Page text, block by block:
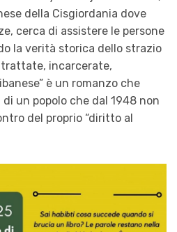
della Cisgiordania dove
cerca di assistere le persone
la verità storica dello strazio
incarcerate,
è un romanzo che
un popolo che dal 1948 non
del proprio “diritto al